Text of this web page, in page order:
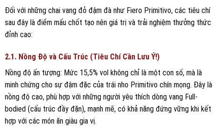
Đối với những chai vang đỏ đậm đà như Fiero Primitivo, các tiêu chí
sau đây là điểm mấu chốt tạo nên giá trị và trải nghiệm thưởng thức
đỉnh cao:
2.1. Nồng Độ và Cấu Trúc (Tiêu Chí Cần Lưu Ý!)
Nồng độ ấn tượng: Mức 15,5% vol không chỉ là một con số, mà là
minh chứng cho sự đậm đặc của trái nho Primitivo chín mọng. Đây là
nồng độ cao, phù hợp với những người yêu thích dòng vang Full-
bodied (cấu trúc đầy đặn), mạnh mẽ, có khả năng đứng vững khi kết
hợp với các món ăn giàu gia vị.